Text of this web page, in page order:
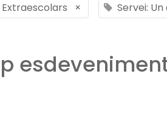
Extraescolars × Servei: